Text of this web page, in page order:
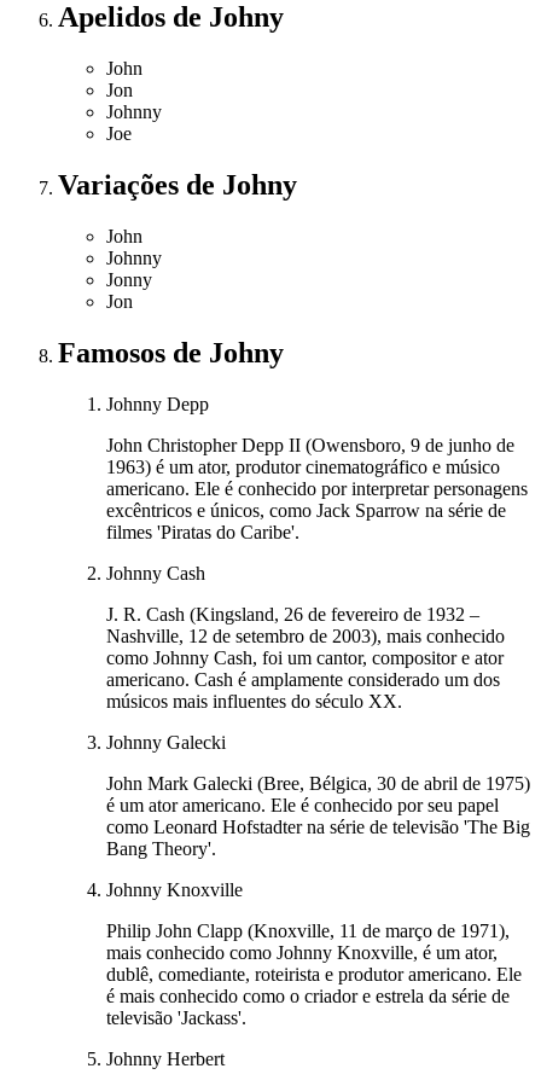
Apelidos de Johny
John
Jon
Johnny
Joe
Variações de Johny
John
Johnny
Jonny
Jon
Famosos de Johny
Johnny Depp
John Christopher Depp II (Owensboro, 9 de junho de
1963) é um ator, produtor cinematográfico e músico
americano. Ele é conhecido por interpretar personagens
excêntricos e únicos, como Jack Sparrow na série de
filmes 'Piratas do Caribe'.
Johnny Cash
J. R. Cash (Kingsland, 26 de fevereiro de 1932 –
Nashville, 12 de setembro de 2003), mais conhecido
como Johnny Cash, foi um cantor, compositor e ator
americano. Cash é amplamente considerado um dos
músicos mais influentes do século XX.
Johnny Galecki
John Mark Galecki (Bree, Bélgica, 30 de abril de 1975)
é um ator americano. Ele é conhecido por seu papel
como Leonard Hofstadter na série de televisão 'The Big
Bang Theory'.
Johnny Knoxville
Philip John Clapp (Knoxville, 11 de março de 1971),
mais conhecido como Johnny Knoxville, é um ator,
dublê, comediante, roteirista e produtor americano. Ele
é mais conhecido como o criador e estrela da série de
televisão 'Jackass'.
Johnny Herbert